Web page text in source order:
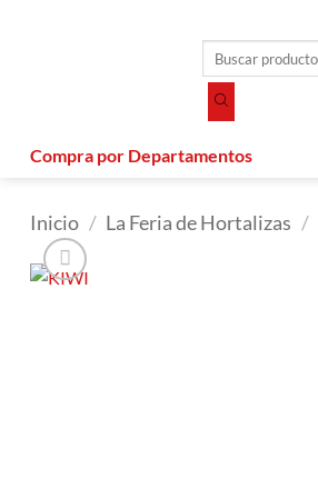
productos
Compra por Departamentos
Inicio / La Feria de Hortalizas /